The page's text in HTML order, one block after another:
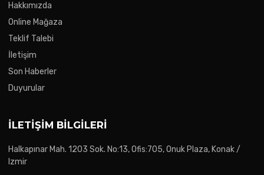
Hakkımızda
Online Mağaza
Teklif Talebi
İletişim
Son Haberler
Duyurular
İLETIŞIM BILGILERI
Halkapınar Mah. 1203 Sok. No:13, Ofis:705, Onuk Plaza, Konak /
Izmir